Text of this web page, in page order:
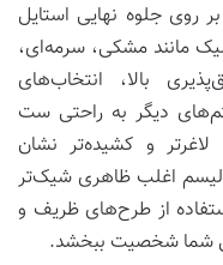
روی جلوه نهایی استایل
مانند مشکی، سرمه‌ای،
بالا، انتخاب‌های
دیگر به راحتی ست
و کشیده‌تر نشان
اغلب ظاهری شیک‌تر
از طرح‌های ظریف و
شما شخصیت ببخشد.